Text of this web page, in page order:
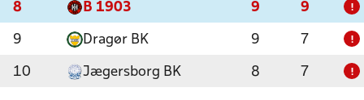
8 B 1903 9 9 !
9 Dragør BK 9 7 !
10 Jægersborg BK 8 7 !